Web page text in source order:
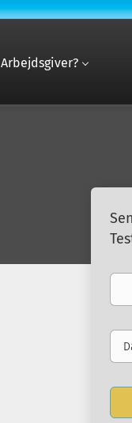
Arbejdsgiver?
Din
Email